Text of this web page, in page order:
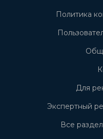
Политика
Для
Экспертный
Все